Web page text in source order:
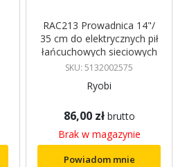
RAC213 Prowadnica 14"/
35 cm do elektrycznych pił
łańcuchowych sieciowych
Ryobi
SKU: 5132002575
Ryobi
86,00 zł brutto
Brak w magazynie
Powiadom mnie